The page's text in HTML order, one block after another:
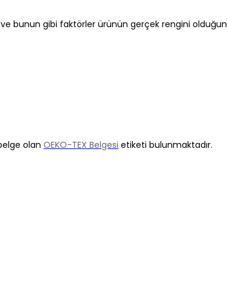
ve bunun gibi faktörler ürünün gerçek rengini
olanOEKO-TEX Belgesi etiketi bulunmaktadır.